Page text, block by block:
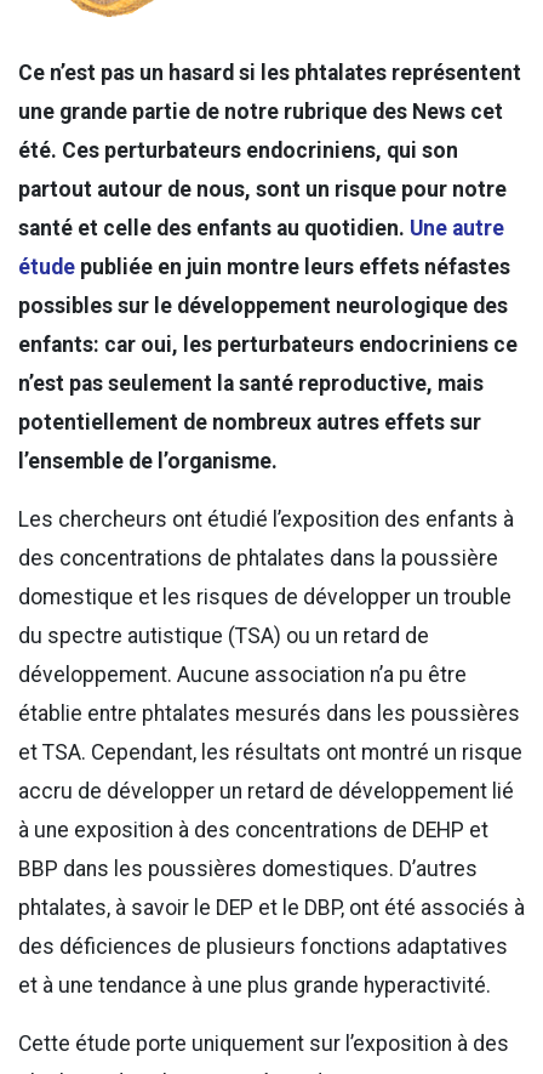
Ce n’est pas un hasard si les phtalates représentent
une grande partie de notre rubrique des News cet
été. Ces perturbateurs endocriniens, qui son
partout autour de nous, sont un risque pour notre
santé et celle des enfants au quotidien. Une autre
étude publiée en juin montre leurs effets néfastes
possibles sur le développement neurologique des
enfants: car oui, les perturbateurs endocriniens ce
n’est pas seulement la santé reproductive, mais
potentiellement de nombreux autres effets sur
l’ensemble de l’organisme.
Les chercheurs ont étudié l’exposition des enfants à
des concentrations de phtalates dans la poussière
domestique et les risques de développer un trouble
du spectre autistique (TSA) ou un retard de
développement. Aucune association n’a pu être
établie entre phtalates mesurés dans les poussières
et TSA. Cependant, les résultats ont montré un risque
accru de développer un retard de développement lié
à une exposition à des concentrations de DEHP et
BBP dans les poussières domestiques. D’autres
phtalates, à savoir le DEP et le DBP, ont été associés à
des déficiences de plusieurs fonctions adaptatives
et à une tendance à une plus grande hyperactivité.
Cette étude porte uniquement sur l’exposition à des